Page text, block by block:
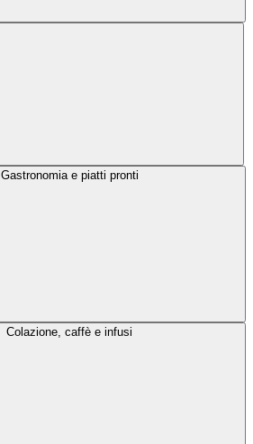
Gastronomia e piatti pronti
Colazione, caffè e infusi